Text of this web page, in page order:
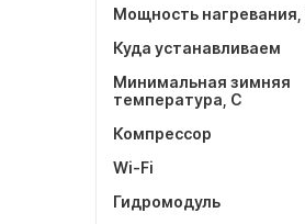
Мощность нагревания,
Куда устанавливаем
Минимальная зимняя
температура, С
Компрессор
Wi-Fi
Гидромодуль